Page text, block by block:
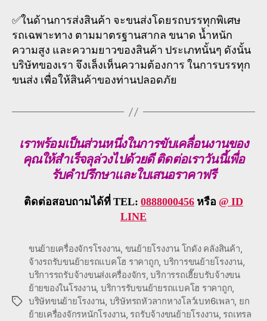
✅ในด้านการส่งสินค้า จะขนส่งโดยรถบรรทุกพิเศษ
รถเฉพาะทาง ตามมาตรฐานสากล ขนาด น้ำหนัก
ความสูง และความยาวของสินค้า ประเภทนั้นๆ ดังนั้น
บริษัทของเรา จึงเล็งเห็นความต้องการ ในการบรรทุก
ขนส่ง เพื่อให้สินค้าของท่านปลอดภัย
เราพร้อมเป็นส่วนหนึ่งในการขับเคลื่อนงานของ
คุณให้สำเร็จลุล่วงไปด้วยดี ติดต่อเราวันนี้เพื่อ
รับคำปรึกษาและใบเสนอราคาฟรี
ติดต่อสอบถามได้ที่ TEL: 0888000456 หรือ @ ID
LINE
Tags
ขนย้ายเครื่องจักรโรงงาน, ขนย้ายโรงงาน โกดัง คลังสินค้า,
จ้างรถรับขนย้ายรถแบคโฮ ราคาถูก, บริการขนย้ายโรงงาน,
บริการรถรับจ้างขนส่งเครื่องจักร,บริการรถเฮี๊ยบรับจ้างขน
ย้ายของในโรงงาน, บริการรับขนย้ายรถแบคโฮ ราคาถูก,
บริษัทขนย้ายโรงงาน, บริษัทรถหัวลากหางโลว์เบท6เพลา, ยก
ย้ายเครื่องจักรหนักโรงงาน, รถรับจ้างขนย้ายโรงงาน, รถเทรล